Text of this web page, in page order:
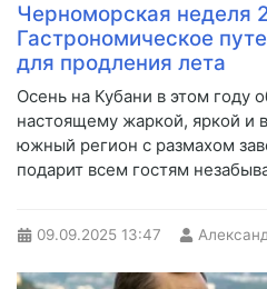
Черноморская неделя
Гастрономическое
для продления лета
Осень на Кубани в этом году
настоящему жаркой, яркой и
южный регион с размахом
подарит всем гостям
09.09.2025 13:47